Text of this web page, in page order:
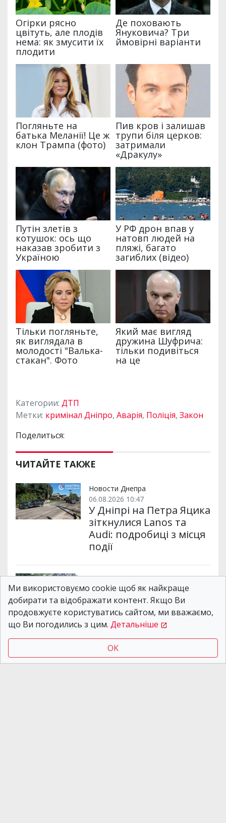
Категории: ДТП
Метки: кримінал Дніпро, Аварія, Поліція, Закон
Поделиться:
ЧИТАЙТЕ ТАКЖЕ
Новости Днепра
06.08.2026 10:47
У Дніпрі на Петра Яцика
зіткнулися Lanos та
Audi: подробиці з місця
події
Новости Днепра
05.08.2026 12:54
У Кривому Розі водій
ВАЗ потрапив у ДТП та
нібито посадив за
кермо собаку: що
відомо
Ми використовуємо cookie щоб як найкраще
добирати та відображати контент. Якщо Ви
продовжуєте користуватись сайтом, ми вважаємо,
що Ви погодились з цим. Детальніше
OK